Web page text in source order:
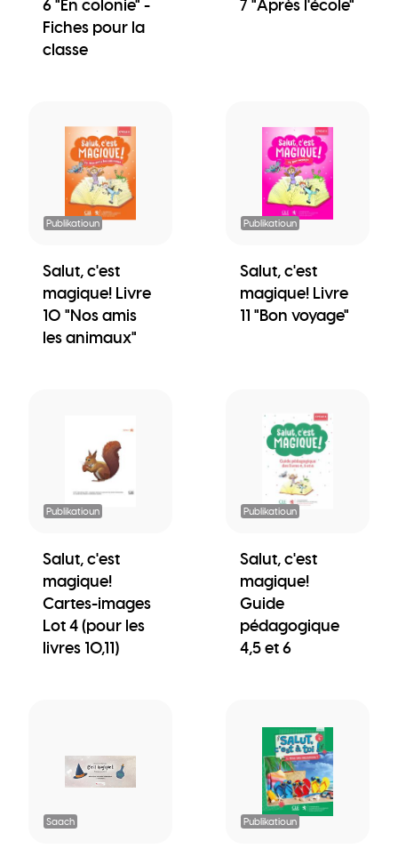
6 "En colonie" -
Fiches pour la
classe
7 "Après l'école"
Publikatioun
Salut, c'est
magique! Livre
10 "Nos amis
les animaux"
Publikatioun
Salut, c'est
magique! Livre
11 "Bon voyage"
Publikatioun
Salut, c'est
magique!
Cartes-images
Lot 4 (pour les
livres 10,11)
Publikatioun
Salut, c'est
magique!
Guide
pédagogique
4,5 et 6
Saach Publikatioun